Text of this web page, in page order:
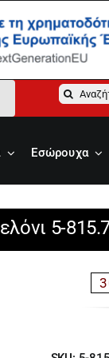
Εσώρουχα
5-